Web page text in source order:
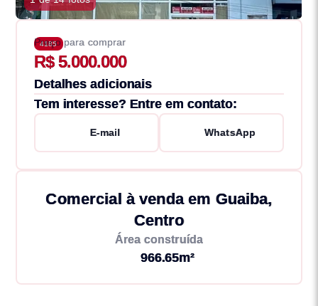
4185
Preço para comprar
R$ 5.000.000
Detalhes adicionais
Tem interesse? Entre em contato:
E-mail WhatsApp
Comercial à venda em Guaiba,
Centro
Área construída
966.65m²